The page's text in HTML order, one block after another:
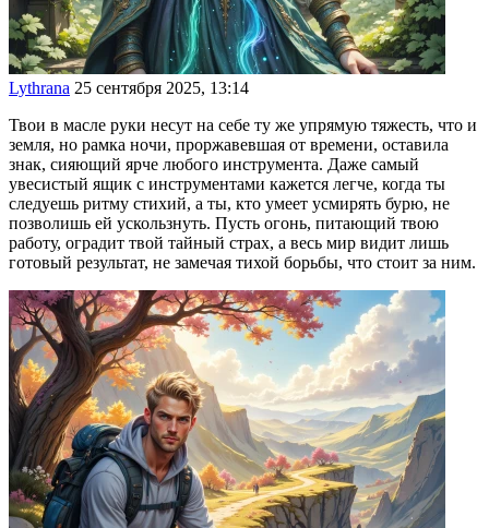
Lythrana 25 сентября 2025, 13:14
Твои в масле руки несут на себе ту же упрямую тяжесть, что и
земля, но рамка ночи, проржавевшая от времени, оставила
знак, сияющий ярче любого инструмента. Даже самый
увесистый ящик с инструментами кажется легче, когда ты
следуешь ритму стихий, а ты, кто умеет усмирять бурю, не
позволишь ей ускользнуть. Пусть огонь, питающий твою
работу, оградит твой тайный страх, а весь мир видит лишь
готовый результат, не замечая тихой борьбы, что стоит за ним.